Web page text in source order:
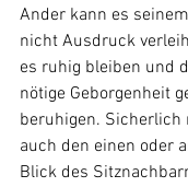
Ander kann es
nicht Ausdruck
es ruhig bleiben und
nötige Geborgenheit
beruhigen.
auch den einen oder
Blick des